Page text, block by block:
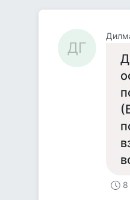
ДГ
8